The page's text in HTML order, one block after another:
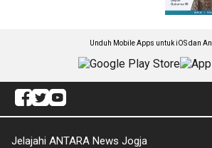
Unduh Mobile Apps untuk iOS dan
Jelajahi ANTARA News Jogja